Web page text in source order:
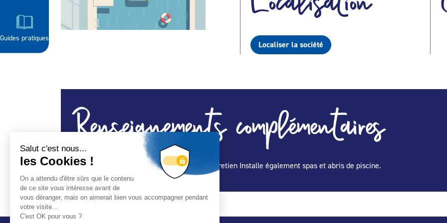
Guides pratiques
Localiser la société
Renseignements complémentaires
Construction de piscines - Rénovation et entretien Installe également spas et abris de piscine.